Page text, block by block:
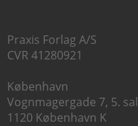
Praxis Forlag A/S
CVR 41280921
København
Vognmagergade 7, 5. sal
1120 København K